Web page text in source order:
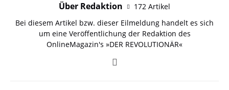
Über Redaktion
172 Artikel
Bei diesem Artikel bzw. dieser Eilmeldung handelt es sich
um eine Veröffentlichung der Redaktion des
OnlineMagazin's »DER REVOLUTIONÄR«